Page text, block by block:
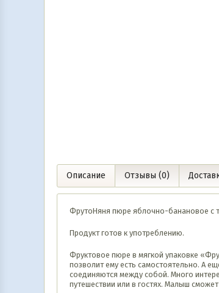
Описание Отзывы (0)
ФрутоНяня пюре яблочно-банановое с
Продукт готов к употреблению.
Фруктовое пюре в мягкой упаковке
позволит ему есть самостоятельно. А
соединяются между собой. Много
путешествии или в гостях. Малыш